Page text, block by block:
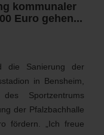
kommunaler
Euro gehen...
die Sanierung der
in Bensheim,
Sportzentrums
der Pfalzbachhalle
fördern. „Ich freue